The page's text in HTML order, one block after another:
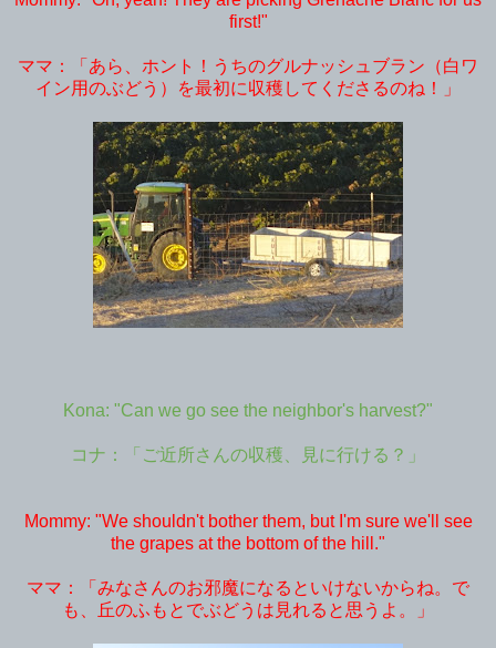
first!"
ママ：「あら、ホント！うちのグルナッシュブラン（白ワ
イン用のぶどう）を最初に収穫してくださるのね！」
Kona: "Can we go see the neighbor's harvest?"
コナ：「ご近所さんの収穫、見に行ける？」
Mommy: "We shouldn't bother them, but I'm sure we'll see
the grapes at the bottom of the hill."
ママ：「みなさんのお邪魔になるといけないからね。で
も、丘のふもとでぶどうは見れると思うよ。」